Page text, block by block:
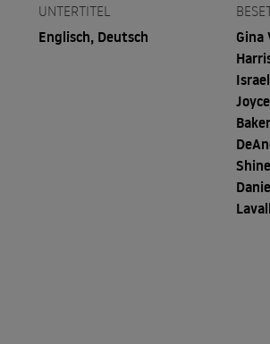
UNTERTITEL
Englisch, Deutsch
Gina